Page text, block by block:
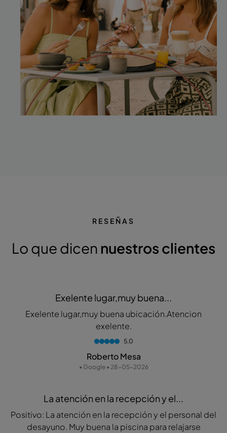
RESEÑAS
Lo que dicen nuestros clientes
Exelente lugar,muy buena...
Exelente lugar,muy buena ubicación.Atencion
exelente.
5.0
Roberto Mesa
• Google • 28-05-2026
La atención en la recepción y el...
Positivo: La atención en la recepción y el personal del
desayuno. Muy buena la piscina para relajarse